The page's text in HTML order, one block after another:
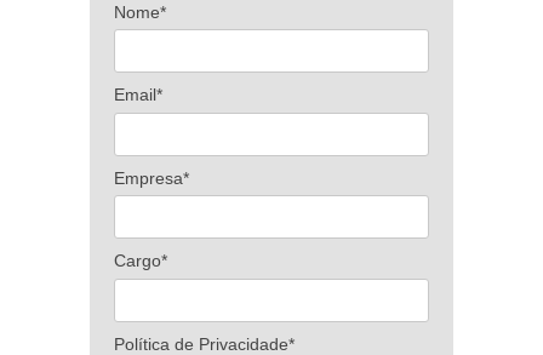
Nome*
Email*
Empresa*
Cargo*
Política de Privacidade*